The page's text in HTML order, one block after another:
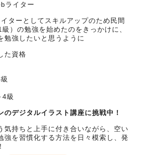
ライター
ターとしてスキルアップのため民間
）の勉強を始めたのをきっかけに、
勉強したいと思うように
た資格
4級
デジタルイラスト講座に挑戦中！
気持ちと上手に付き合いながら、空い
強を習慣化する方法を日々模索し、発